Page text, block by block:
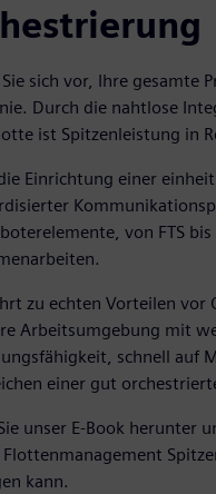
Sie sich vor, Ihre
Durch die nahtlose
ist Spitzenleistung in
Einrichtung einer
von FTS
zu echten Vorteilen vor
Arbeitsumgebung mit
schnell auf
einer gut
unser E-Book herunter
Flottenmanagement
kann.